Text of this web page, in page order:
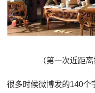
（第一次近距
很多时候微博发的140个